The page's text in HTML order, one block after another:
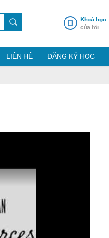
Khoá học
của tôi
LIÊN HỆ ĐĂNG KÝ HỌC